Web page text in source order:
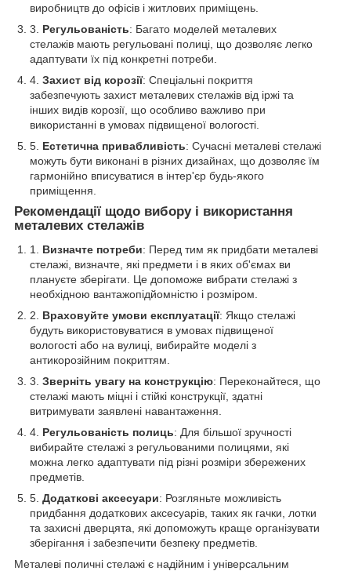
виробництв до офісів і житлових приміщень.
Регульованість: Багато моделей металевих
стелажів мають регульовані полиці, що дозволяє легко
адаптувати їх під конкретні потреби.
Захист від корозії: Спеціальні покриття
забезпечують захист металевих стелажів від іржі та
інших видів корозії, що особливо важливо при
використанні в умовах підвищеної вологості.
Естетична привабливість: Сучасні металеві стелажі
можуть бути виконані в різних дизайнах, що дозволяє їм
гармонійно вписуватися в інтер'єр будь-якого
приміщення.
Рекомендації щодо вибору і використання
металевих стелажів
Визначте потреби: Перед тим як придбати металеві
стелажі, визначте, які предмети і в яких об'ємах ви
плануєте зберігати. Це допоможе вибрати стелажі з
необхідною вантажопідйомністю і розміром.
Враховуйте умови експлуатації: Якщо стелажі
будуть використовуватися в умовах підвищеної
вологості або на вулиці, вибирайте моделі з
антикорозійним покриттям.
Зверніть увагу на конструкцію: Переконайтеся, що
стелажі мають міцні і стійкі конструкції, здатні
витримувати заявлені навантаження.
Регульованість полиць: Для більшої зручності
вибирайте стелажі з регульованими полицями, які
можна легко адаптувати під різні розміри збережених
предметів.
Додаткові аксесуари: Розгляньте можливість
придбання додаткових аксесуарів, таких як гачки, лотки
та захисні дверцята, які допоможуть краще організувати
зберігання і забезпечити безпеку предметів.
Металеві поличні стелажі є надійним і універсальним